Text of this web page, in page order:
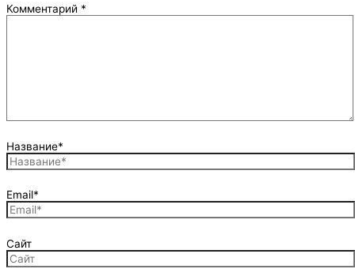
Комментарий *
Название*
Email*
Сайт